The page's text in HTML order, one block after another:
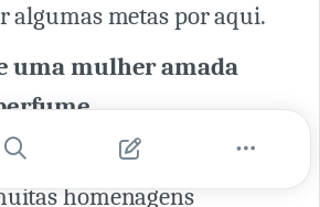
algumas metas por aqui.
uma mulher amada
das Mulheres ocorre
homenagens